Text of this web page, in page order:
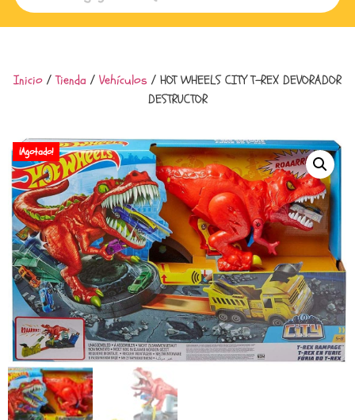
Inicio /Tienda / Vehículos / HOT WHEELS CITY T-REX DEVORADOR
DESTRUCTOR
¡Agotado!